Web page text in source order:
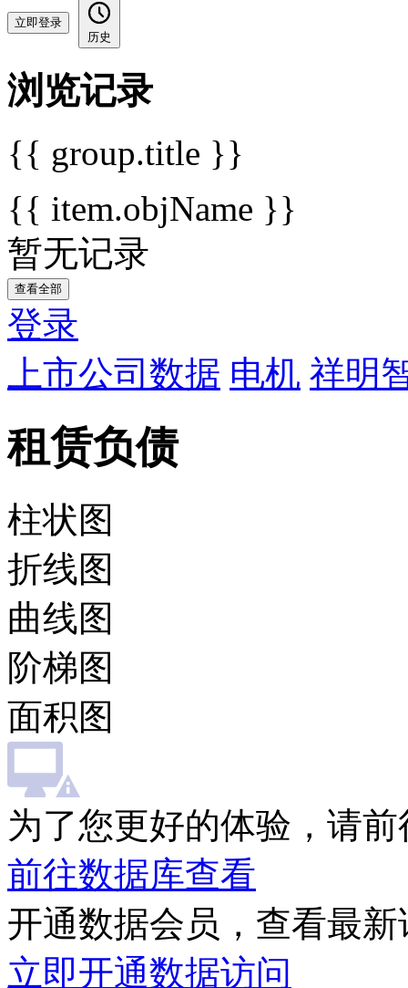
立即登录
历史
浏览记录
{{ group.title }}
{{ item.objName }}
暂无记录
查看全部
登录
上市公司数据 电机 祥明
租赁负债
柱状图
折线图
曲线图
阶梯图
面积图
为了您更好的体验，请
前往数据库查看
开通数据会员，查看最
立即开通数据访问